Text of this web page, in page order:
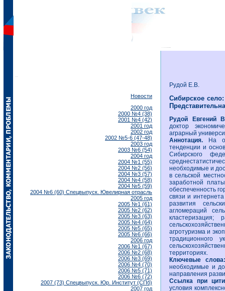
Новости
2000 год
2000 №4 (38)
2001 №4 (42)
2001 год
2002 год
2002 №5-6 (47-48)
2003 год
2003 №6 (54)
2004 год
2004 №1 (55)
2004 №2 (56)
2004 №3 (57)
2004 №4 (58)
2004 №5 (59)
2004 №6 (60) Спецвыпуск. Ювелирная отрасль
2005 год
2005 №1 (61)
2005 №2 (62)
2005 №3 (63)
2005 №4 (64)
2005 №5 (65)
2005 №6 (66)
2006 год
2006 №1 (67)
2006 №2 (68)
2006 №3 (69)
2006 №4 (70)
2006 №5 (71)
2006 №6 (72)
2007 (73) Спецвыпуск. Юр. Институт (СПб)
2007 год
Рудой Е.В.
Сибирское
Рудой Евгений
доктор
аграрный
Аннотация. На
тенденции и
Сибирского
необходимые и
в сельской
заработной
обеспеченность
связи и
развития
агломераций
агротуризма и
традиционного
территориях.
Ключевые
необходимые и
направления
Ссылка при
условия